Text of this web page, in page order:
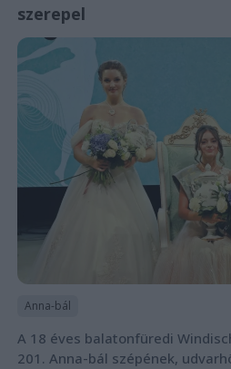
szerepel
Anna-bál
A 18 éves balatonfüredi
201. Anna-bál szépének,